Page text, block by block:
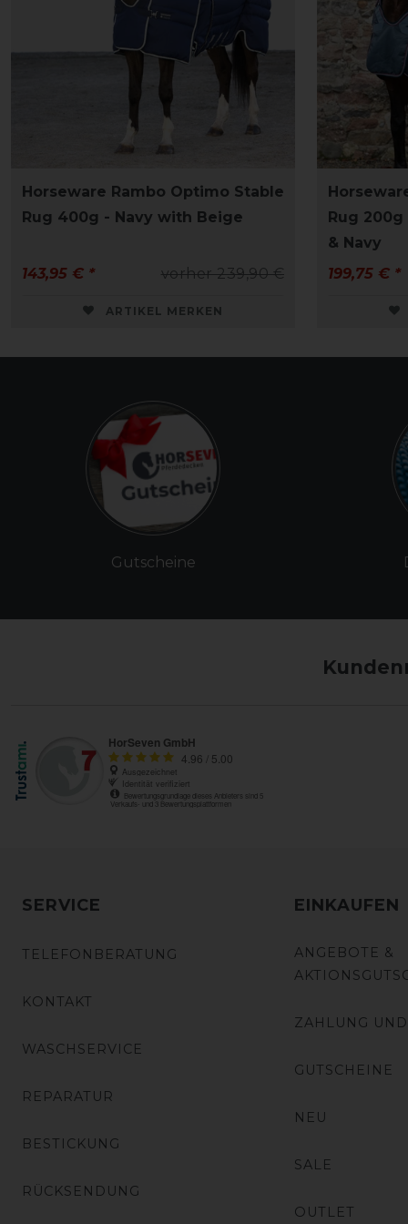
Horseware Rambo Optimo Stable
Rug 400g - Navy with Beige
vorher 239,90 €
143,95 € *
ARTIKEL MERKEN
Rug 200g
& Navy
199,75 € *
Gutscheine
SERVICE
TELEFONBERATUNG
KONTAKT
WASCHSERVICE
REPARATUR
BESTICKUNG
RÜCKSENDUNG
EINKAUFEN
ANGEBOTE &
ZAHLUNG
GUTSCHEINE
NEU
SALE
OUTLET